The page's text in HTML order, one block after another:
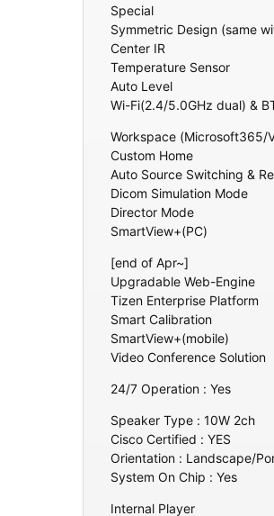
Special
Symmetric Design (same
Center IR
Temperature Sensor
Auto Level
Wi-Fi(2.4/5.0GHz dual) &
Workspace (Microsoft365/
Custom Home
Auto Source Switching &
Dicom Simulation Mode
Director Mode
SmartView+(PC)
[end of Apr~]
Upgradable Web-Engine
Tizen Enterprise Platform
Smart Calibration
SmartView+(mobile)
Video Conference Solution
24/7 Operation : Yes
Speaker Type : 10W 2ch
Cisco Certified : YES
Orientation : Landscape/
System On Chip : Yes
Internal Player